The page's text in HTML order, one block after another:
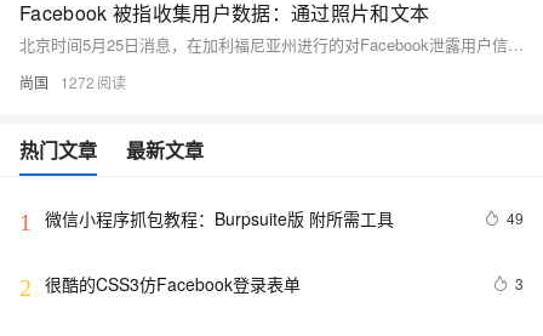
Facebook 被指收集用户数据：通过照片和文本
北京时间5月25日消息，在加利福尼亚州进行的对Facebook泄露用户信息一案中，法院对Facebook提起一项新的诉讼，指控该公司通过App收集了用户及他们朋友的信息。 上周向加利福尼亚州圣马特奥市高级法院提起的该项诉讼是2015年由现已停止运营的创业公司Six4Three向Facebook提起诉讼的一部分。
尚国 1272
热门文章 最新文章
1 微信小程序抓包教程：Burpsuite版 附所需工具 49
2 很酷的CSS3仿Facebook登录表单 3